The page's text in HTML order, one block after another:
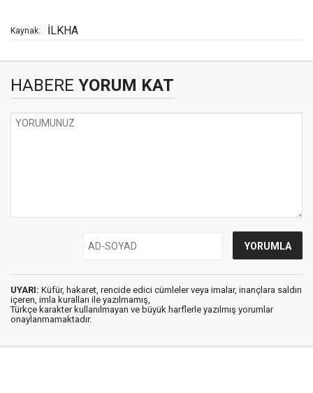
Kaynak: İLKHA
HABERE YORUM KAT
UYARI: Küfür, hakaret, rencide edici cümleler veya imalar, inançlara saldırı
içeren, imla kuralları ile yazılmamış,
Türkçe karakter kullanılmayan ve büyük harflerle yazılmış yorumlar
onaylanmamaktadır.